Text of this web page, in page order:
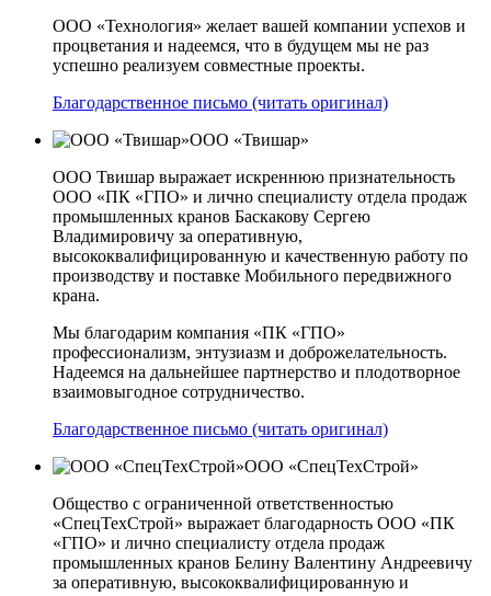
ООО «Технология» желает вашей компании успехов и
процветания и надеемся, что в будущем мы не раз
успешно реализуем совместные проекты.
Благодарственное письмо (читать оригинал)
ООО «Твишар»
ООО Твишар выражает искреннюю признательность
ООО «ПК «ГПО» и лично специалисту отдела продаж
промышленных кранов Баскакову Сергею
Владимировичу за оперативную,
высококвалифицированную и качественную работу по
производству и поставке Мобильного передвижного
крана.
Мы благодарим компания «ПК «ГПО»
профессионализм, энтузиазм и доброжелательность.
Надеемся на дальнейшее партнерство и плодотворное
взаимовыгодное сотрудничество.
Благодарственное письмо (читать оригинал)
ООО «СпецТехСтрой»
Общество с ограниченной ответственностью
«СпецТехСтрой» выражает благодарность ООО «ПК
«ГПО» и лично специалисту отдела продаж
промышленных кранов Белину Валентину Андреевичу
за оперативную, высококвалифицированную и